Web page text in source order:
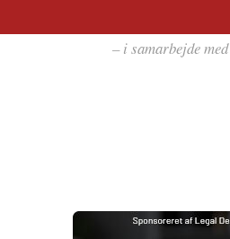
– i samarbejde med